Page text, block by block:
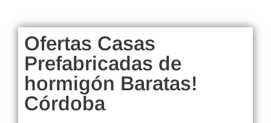
Ofertas Casas
Prefabricadas de
hormigón Baratas!
Córdoba